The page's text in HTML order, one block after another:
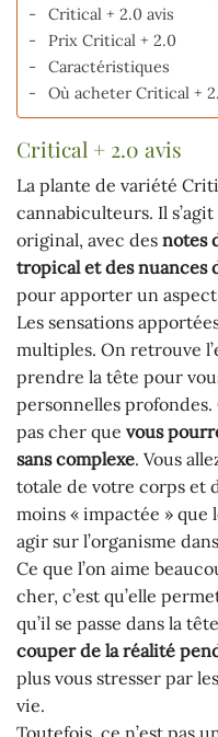
Critical + 2.0 avis
Prix Critical + 2.0
Caractéristiques
Où acheter Critical +
Critical + 2.0 avis
La plante de variété
cannabiculteurs. Il
original, avec des notes
tropical et des nuances
pour apporter un
Les sensations
multiples. On retrouve
prendre la tête pour
personnelles profondes.
pas cher que vous
sans complexe. Vous
totale de votre corps et
moins « impactée » que
agir sur l’organisme
Ce que l’on aime
cher, c’est qu’elle
qu’il se passe dans la
couper de la réalité
plus vous stresser par
vie.